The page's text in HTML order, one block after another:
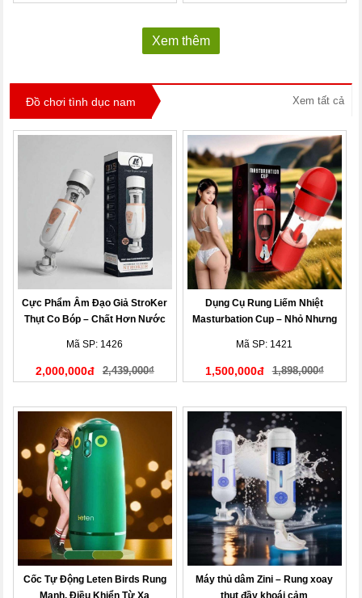
Xem thêm
Đồ chơi tình dục nam Xem tất cả
Cực Phẩm Âm Đạo Giả StroKer
Thụt Co Bóp – Chất Hơn Nước
Mã SP: 1426
2,000,000đ 2,439,000₫
Dụng Cụ Rung Liếm Nhiệt
Masturbation Cup – Nhỏ Nhưng
Mã SP: 1421
1,500,000đ 1,898,000₫
Cốc Tự Động Leten Birds Rung
Máy thủ dâm Zini – Rung xoay